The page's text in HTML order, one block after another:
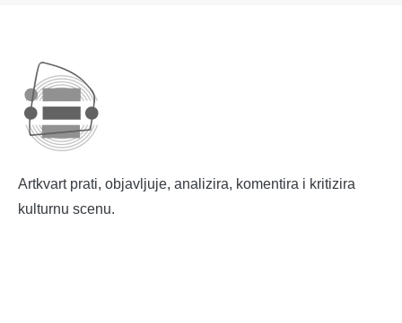
Artkvart prati, objavljuje, analizira, komentira i kritizira
kulturnu scenu.